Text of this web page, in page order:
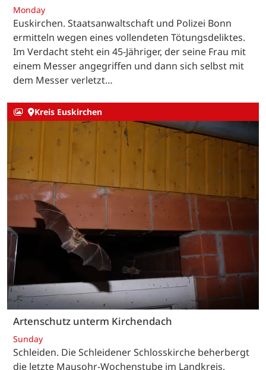
Monday
Euskirchen. Staatsanwaltschaft und Polizei Bonn
ermitteln wegen eines vollendeten Tötungsdeliktes.
Im Verdacht steht ein 45-Jähriger, der seine Frau mit
einem Messer angegriffen und dann sich selbst mit
dem Messer verletzt…
Kreis Euskirchen
Artenschutz unterm Kirchendach
Sunday
Schleiden. Die Schleidener Schlosskirche beherbergt
die letzte Mausohr-Wochenstube im Landkreis.